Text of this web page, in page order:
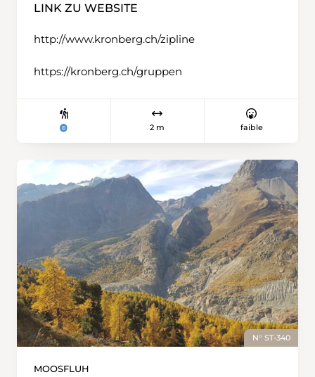
LINK ZU WEBSITE
http://www.kronberg.ch/zipline
https://kronberg.ch/gruppen
2 m faible
N° ST-340
MOOSFLUH